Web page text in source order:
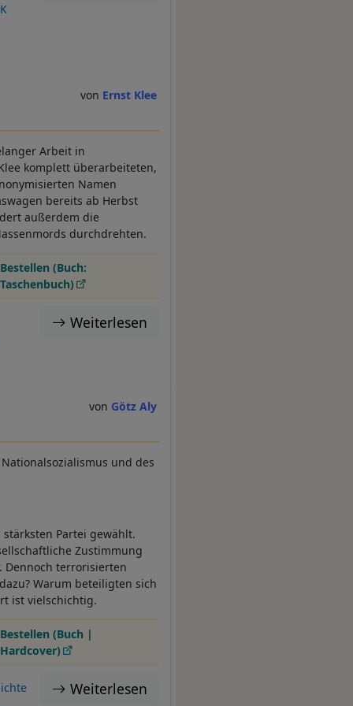
Ernst Klee
Arbeit in
komplett überarbeiteten,
Namen
bereits ab Herbst
außerdem die
durchdrehten.
Bestellen (Buch:
Taschenbuch)
Weiterlesen
Götz Aly
und des
Partei gewählt.
Zustimmung
Dennoch terrorisierten
Warum beteiligten sich
ist vielschichtig.
Bestellen (Buch |
Hardcover)
Weiterlesen